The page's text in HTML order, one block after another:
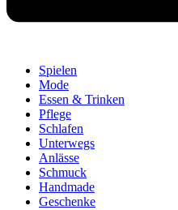
Spielen
Mode
Essen & Trinken
Pflege
Schlafen
Unterwegs
Anlässe
Schmuck
Handmade
Geschenke